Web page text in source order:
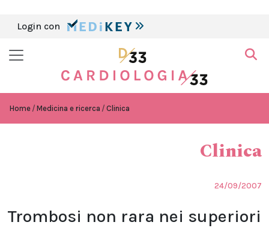
Login con
Home Medicina e ricerca Clinica
Clinica
24/09/2007
Trombosi non rara nei superiori